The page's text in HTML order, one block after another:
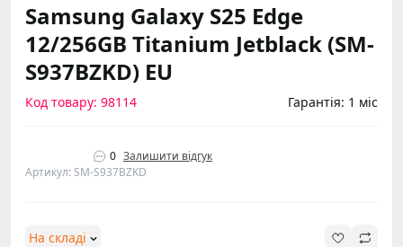
Samsung Galaxy S25 Edge
12/256GB Titanium Jetblack (SM-
S937BZKD) EU
Код товару: 98114 Гарантія: 1 міс
0 Залишити відгук
Артикул: SM-S937BZKD
На складі